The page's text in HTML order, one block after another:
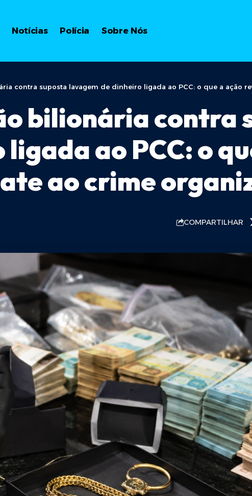
Notícias Polícia Sobre Nós
contra suposta lavagem de dinheiro ligada ao PCC: o que a ação
bilionária contra
ao PCC: o
ao crime
COMPARTILHAR